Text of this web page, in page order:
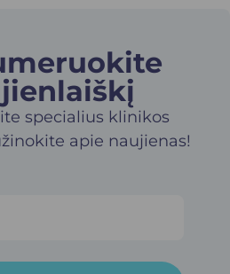
specialius klinikos
apie naujienas!